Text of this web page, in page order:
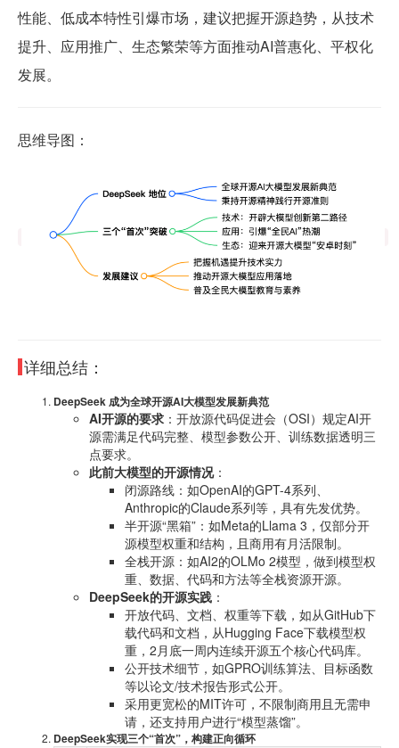
性能、低成本特性引爆市场，建议把握开源趋势，从技术
提升、应用推广、生态繁荣等方面推动AI普惠化、平权化
发展。
思维导图：
详细总结：
DeepSeek 成为全球开源AI大模型发展新典范
AI开源的要求 ：开放源代码促进会（OSI）规定AI开
源需满足代码完整、模型参数公开、训练数据透明三
点要求。
此前大模型的开源情况：
闭源路线：如OpenAI的GPT-4系列、
Anthropic的Claude系列等，具有先发优势。
半开源“黑箱”：如Meta的Llama 3，仅部分开
源模型权重和结构，且商用有月活限制。
全栈开源：如AI2的OLMo 2模型，做到模型权
重、数据、代码和方法等全栈资源开源。
DeepSeek的开源实践 ：
开放代码、文档、权重等下载，如从GitHub下
载代码和文档，从Hugging Face下载模型权
重，2月底一周内连续开源五个核心代码库。
公开技术细节，如GPRO训练算法、目标函数
等以论文/技术报告形式公开。
采用更宽松的MIT许可，不限制商用且无需申
请，还支持用户进行“模型蒸馏”。
DeepSeek实现三个“首次”，构建正向循环